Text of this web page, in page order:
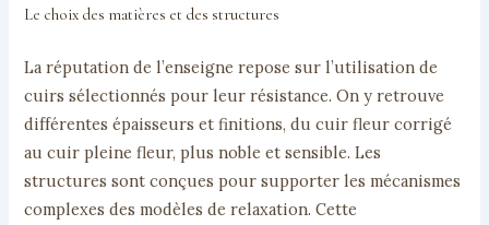
Le choix des matières et des structures
La réputation de l’enseigne repose sur l’utilisation de
cuirs sélectionnés pour leur résistance. On y retrouve
différentes épaisseurs et finitions, du cuir fleur corrigé
au cuir pleine fleur, plus noble et sensible. Les
structures sont conçues pour supporter les mécanismes
complexes des modèles de relaxation. Cette